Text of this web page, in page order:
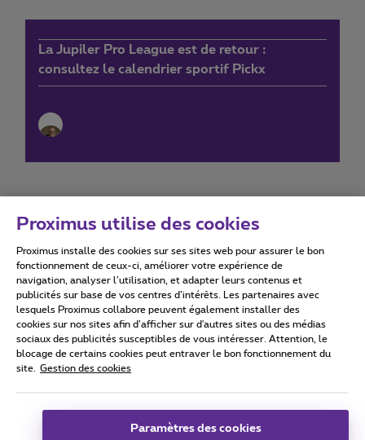
La Jupiler Pro League est de retour :
consultez le calendrier sportif Pickx
Conditions d'utilisation Accessibility statement
Tous droits réservés. © 2026
Conditions générales, info consommateur
Coordonnées de l’entreprise
Proximus utilise des cookies
Proximus installe des cookies sur ses sites web pour assurer le bon
fonctionnement de ceux-ci, améliorer votre expérience de
navigation, analyser l’utilisation, et adapter leurs contenus et
publicités sur base de vos centres d’intérêts. Les partenaires avec
lesquels Proximus collabore peuvent également installer des
cookies sur nos sites afin d’afficher sur d'autres sites ou des médias
sociaux des publicités susceptibles de vous intéresser. Attention, le
blocage de certains cookies peut entraver le bon fonctionnement du
site.
Gestion des cookies
Paramètres des cookies